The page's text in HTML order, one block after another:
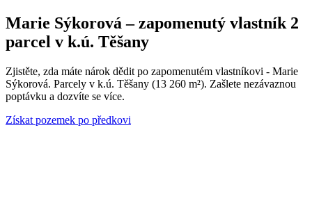
Marie Sýkorová – zapomenutý vlastník 2
parcel v k.ú. Těšany
Zjistěte, zda máte nárok dědit po zapomenutém vlastníkovi - Marie
Sýkorová. Parcely v k.ú. Těšany (13 260 m²). Zašlete nezávaznou
poptávku a dozvíte se více.
Získat pozemek po předkovi